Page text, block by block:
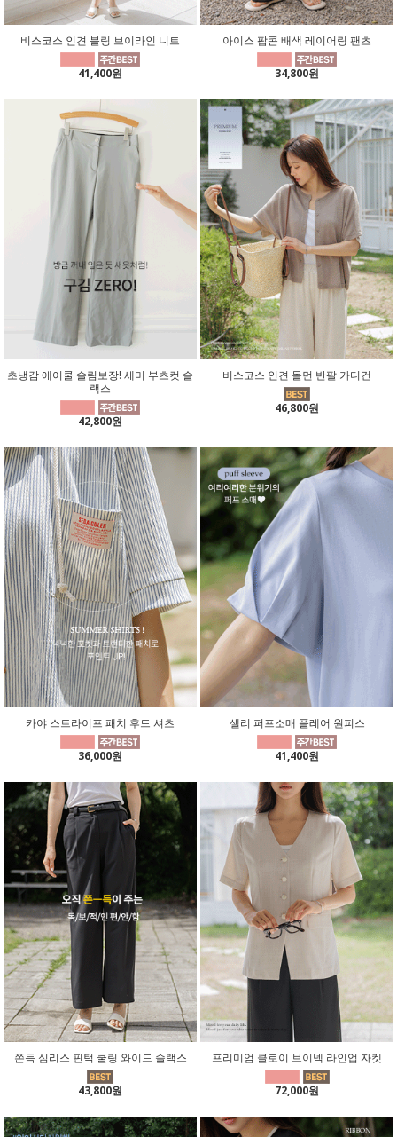
비스코스 인견 블링 브이라인 니트
41,400원
아이스 팝콘 배색 레이어링 팬츠
34,800원
초냉감 에어쿨 슬림보장! 세미 부츠컷 슬
랙스
42,800원
비스코스 인견 돌먼 반팔 가디건
46,800원
카야 스트라이프 패치 후드 셔츠
36,000원
샐리 퍼프소매 플레어 원피스
41,400원
쫀득 심리스 핀턱 쿨링 와이드 슬랙스
43,800원
프리미엄 클로이 브이넥 라인업 자켓
72,000원